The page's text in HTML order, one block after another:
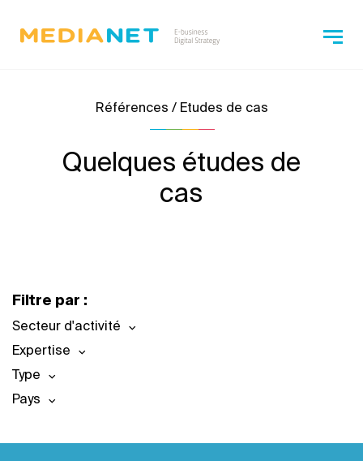
Références / Etudes de cas
Quelques études de
cas
Filtre par :
Secteur d'activité
Expertise
Type
Pays